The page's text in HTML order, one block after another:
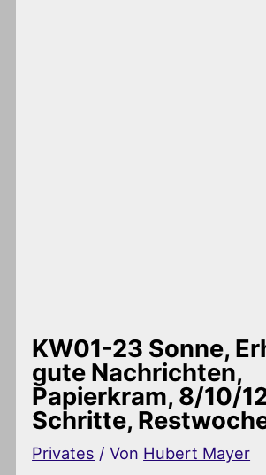
KW01-23 Sonne,
gute Nachrichten,
Papierkram, 8/10/
Schritte,
Privates / Von Hubert Mayer